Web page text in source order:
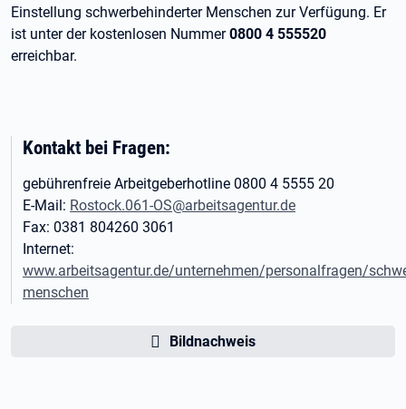
Einstellung schwerbehinderter Menschen zur Verfügung. Er
ist unter der kostenlosen Nummer0800 4 555520
erreichbar.
Kontakt bei Fragen:
gebührenfreie Arbeitgeberhotline 0800 4 5555 20
E-Mail: Rostock.061-OS@arbeitsagentur.de
Fax: 0381 804260 3061
Internet:
www.arbeitsagentur.de/unternehmen/personalfragen/
menschen
Bildnachweis